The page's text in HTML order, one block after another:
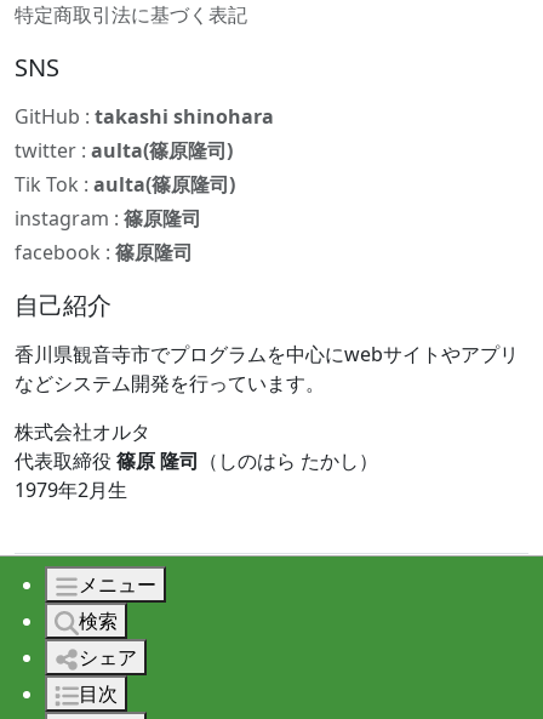
特定商取引法に基づく表記
SNS
GitHub : takashi shinohara
twitter : aulta(篠原隆司)
Tik Tok : aulta(篠原隆司)
instagram : 篠原隆司
facebook : 篠原隆司
自己紹介
香川県観音寺市でプログラムを中心にwebサイトやアプリ
などシステム開発を行っています。
株式会社オルタ
代表取締役 篠原 隆司 （しのはら たかし）
1979年2月生
© 2026 株式会社オルタ All rights reserved.
メニュー
検索
シェア
目次